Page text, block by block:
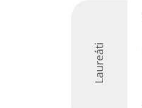
Laureáti